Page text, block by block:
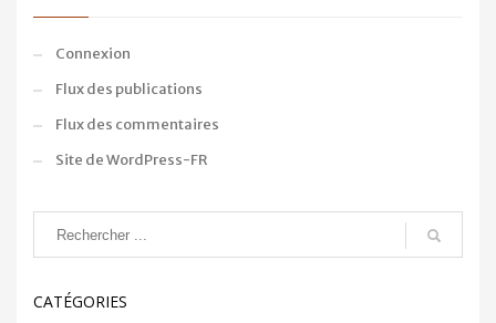
Connexion
Flux des publications
Flux des commentaires
Site de WordPress-FR
CATÉGORIES